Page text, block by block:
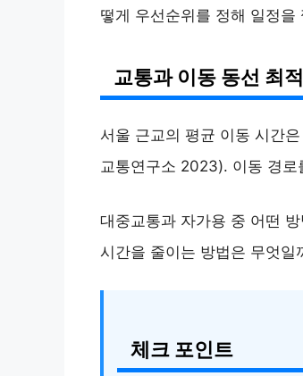
떻게 우선순위를 정해 일정을
교통과 이동 동선 최
서울 근교의 평균 이동 시간은
교통연구소 2023). 이동 경로
대중교통과 자가용 중 어떤
시간을 줄이는 방법은 무엇일
체크 포인트